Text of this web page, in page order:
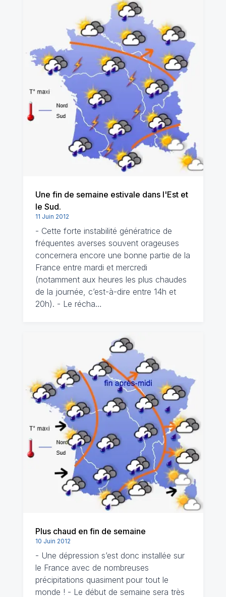
Une fin de semaine estivale dans l'Est et
le Sud.
11 Juin 2012
- Cette forte instabilité génératrice de
fréquentes averses souvent orageuses
concernera encore une bonne partie de la
France entre mardi et mercredi
(notamment aux heures les plus chaudes
de la journée, c’est-à-dire entre 14h et
20h). - Le récha…
Plus chaud en fin de semaine
10 Juin 2012
- Une dépression s’est donc installée sur
le France avec de nombreuses
précipitations quasiment pour tout le
monde ! - Le début de semaine sera très